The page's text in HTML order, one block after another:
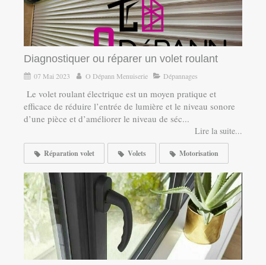
Diagnostiquer ou réparer un volet roulant
07 Mai 2023 O Dépann Menuiserie Dépannages
Le volet roulant électrique est un moyen pratique et
efficace de réduire l’entrée de lumière et le niveau sonore
d’une pièce et d’améliorer le niveau de séc...
Lire la suite...
Réparation volet Volets Motorisation